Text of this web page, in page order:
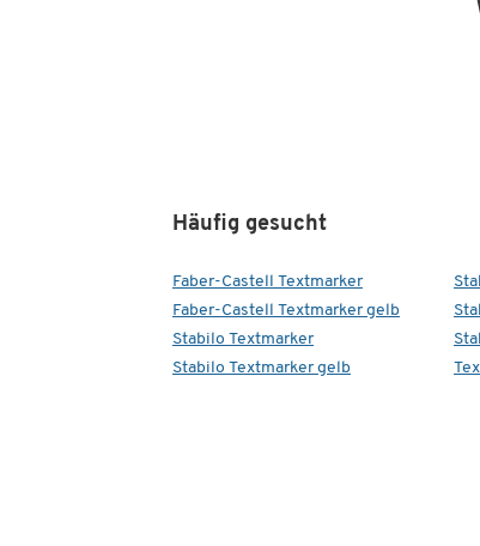
als
Häufig gesucht
Faber-Castell Textmarker
Faber-Castell Textmarker gelb
Stabilo Textmarker
Stabilo Textmarker gelb